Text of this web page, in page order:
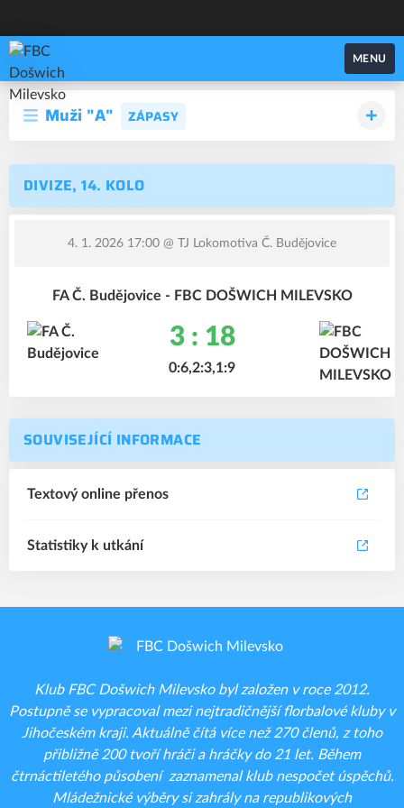
FBC Došwich Milevsko
MENU
Muži "A" ZÁPASY
DIVIZE, 14. KOLO
4. 1. 2026 17:00 @ TJ Lokomotiva Č. Budějovice
FA Č. Budějovice - FBC DOŠWICH MILEVSKO
3 : 18
0:6,2:3,1:9
SOUVISEJÍCÍ INFORMACE
Textový online přenos
Statistiky k utkání
Klub FBC Došwich Milevsko byl založen v roce 2012.
Postupně se vypracoval mezi nejtradičnější florbalové kluby v
Jihočeském kraji. Aktuálně čítá více než 270 členů, z toho
přibližně 200 tvoří hráči a hráčky do 21 let. Během
čtrnáctiletého působení zaznamenal klub nespočet úspěchů.
Mládežnické výběry si zahrály na republikových